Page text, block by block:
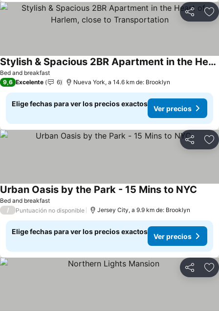
Compartir
Bed and breakfast
Stylish & Spacious 2BR Apartment in the Heart of Harlem, close to Transportation
Ver precios
9,6 Excelente 6 Nueva York, a 14.6 km de: Brooklyn
Elige fechas para ver los precios exactos
Ver precios
Compartir
Bed and breakfast
Urban Oasis by the Park - 15 Mins to NYC
/ Puntuación no disponible Jersey City, a 9.9 km de: Brooklyn
Elige fechas para ver los precios exactos
Ver precios
Compartir